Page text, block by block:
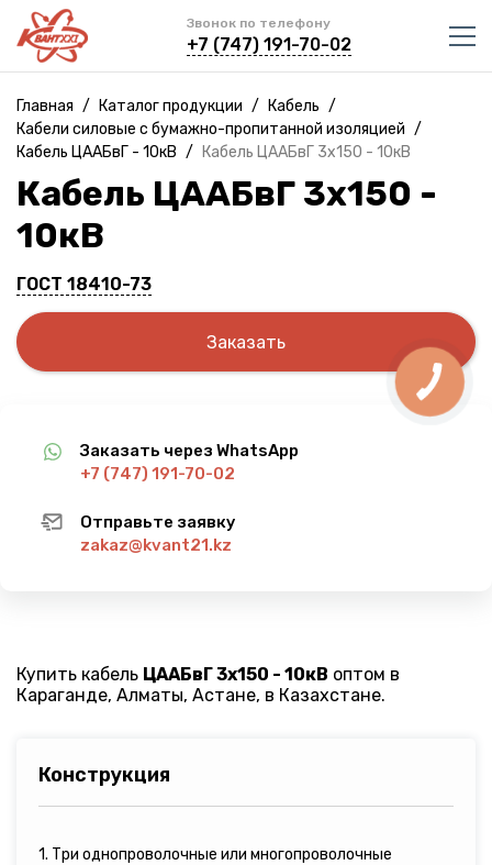
Звонок по телефону
+7 (747) 191-70-02
Главная / Каталог продукции / Кабель /
Кабели силовые с бумажно-пропитанной изоляцией /
Кабель ЦААБвГ - 10кВ / Кабель ЦААБвГ 3х150 - 10кВ
Кабель ЦААБвГ 3х150 -
10кВ
ГОСТ 18410-73
Заказать
Заказать через WhatsApp
+7 (747) 191-70-02
Отправьте заявку
zakaz@kvant21.kz
Купить кабель ЦААБвГ 3х150 - 10кВ оптом в
Караганде, Алматы, Астане, в Казахстане.
Конструкция
1. Три однопроволочные или многопроволочные